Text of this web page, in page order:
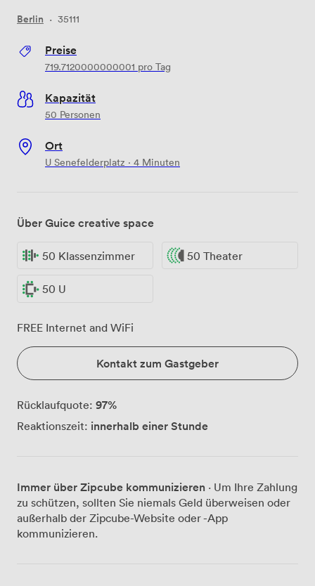
Berlin · 35111
Preise
719.7120000000001 pro Tag
Kapazität
50 Personen
Ort
U Senefelderplatz · 4 Minuten
Über Guice creative space
50 Klassenzimmer 50 Theater
50 U
FREE Internet and WiFi
Kontakt zum Gastgeber
Rücklaufquote: 97%
Reaktionszeit: innerhalb einer Stunde
Immer über Zipcube kommunizieren · Um Ihre Zahlung
zu schützen, sollten Sie niemals Geld überweisen oder
außerhalb der Zipcube-Website oder -App
kommunizieren.